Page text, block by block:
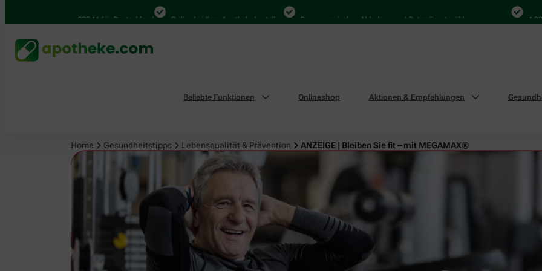
4.000 Mal in Deutschland Online bei Ihrer Apotheke bestellen Bequem zwischen Abholung und Botendienst wählen 4.000 Mal
Beliebte Funktionen Onlineshop Aktionen & Empfehlungen
Home Gesundheitstipps Lebensqualität & Prävention ANZEIGE | Bleiben Sie fit – mit MEGAMAX®
Lebensqualität & Prävention